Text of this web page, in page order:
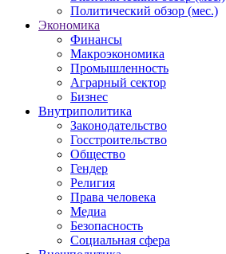
Политический обзор (мес.)
Экономика
Финансы
Макроэкономика
Промышленность
Аграрный сектор
Бизнес
Внутриполитика
Законодательство
Госстроительство
Общество
Гендер
Религия
Права человека
Медиа
Безопасность
Социальная сфера